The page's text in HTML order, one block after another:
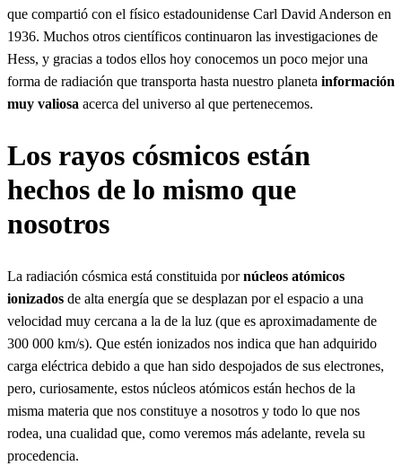
que compartió con el físico estadounidense Carl David Anderson en
1936. Muchos otros científicos continuaron las investigaciones de
Hess, y gracias a todos ellos hoy conocemos un poco mejor una
forma de radiación que transporta hasta nuestro planeta información
muy valiosa acerca del universo al que pertenecemos.
Los rayos cósmicos están
hechos de lo mismo que
nosotros
La radiación cósmica está constituida pornúcleos atómicos
ionizados de alta energía que se desplazan por el espacio a una
velocidad muy cercana a la de la luz (que es aproximadamente de
300 000 km/s). Que estén ionizados nos indica que han adquirido
carga eléctrica debido a que han sido despojados de sus electrones,
pero, curiosamente, estos núcleos atómicos están hechos de la
misma materia que nos constituye a nosotros y todo lo que nos
rodea, una cualidad que, como veremos más adelante, revela su
procedencia.